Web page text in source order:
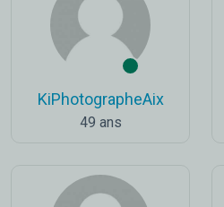
KiPhotographeAix
49 ans